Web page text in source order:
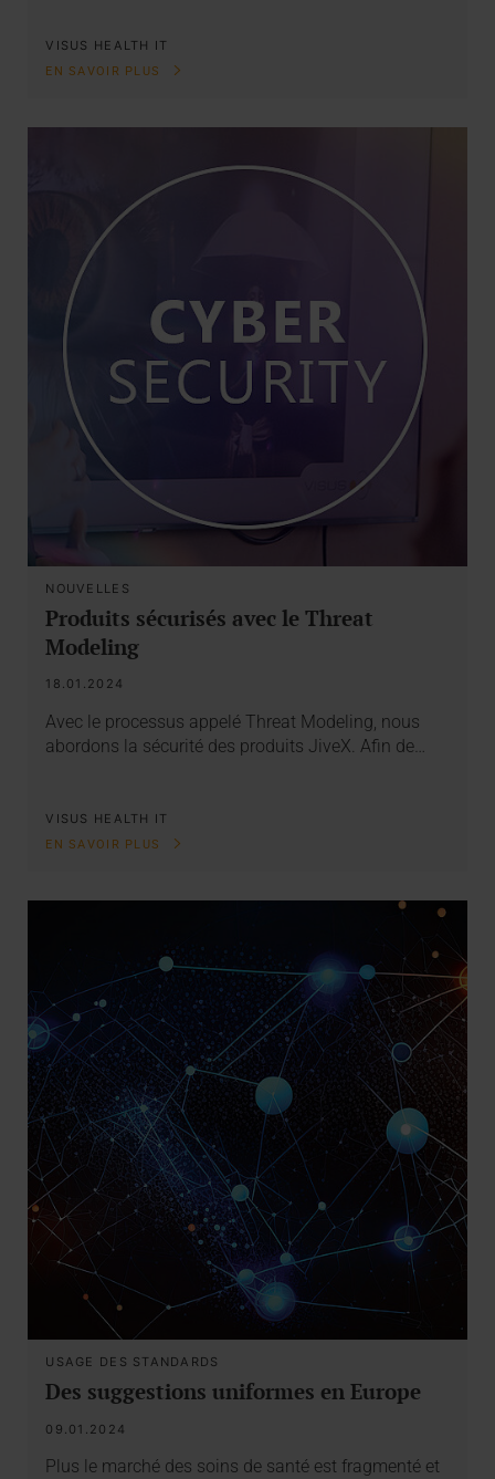
VISUS HEALTH IT
EN SAVOIR PLUS
NOUVELLES
Produits sécurisés avec le Threat
Modeling
18.01.2024
Avec le processus appelé Threat Modeling, nous
abordons la sécurité des produits JiveX. Afin de…
VISUS HEALTH IT
EN SAVOIR PLUS
USAGE DES STANDARDS
Des suggestions uniformes en Europe
09.01.2024
Plus le marché des soins de santé est fragmenté et